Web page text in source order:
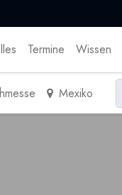
Termine Wissen
Mexiko